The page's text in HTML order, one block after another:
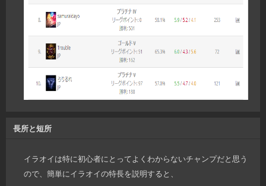
長所と短所
イラオイは特に初心者にとってよくわからないチャンプだと思う
ので、簡単にイラオイの特長を説明すると、